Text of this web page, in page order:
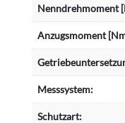
Nenndrehmoment
Anzugsmoment
Messsystem:
Schutzart: